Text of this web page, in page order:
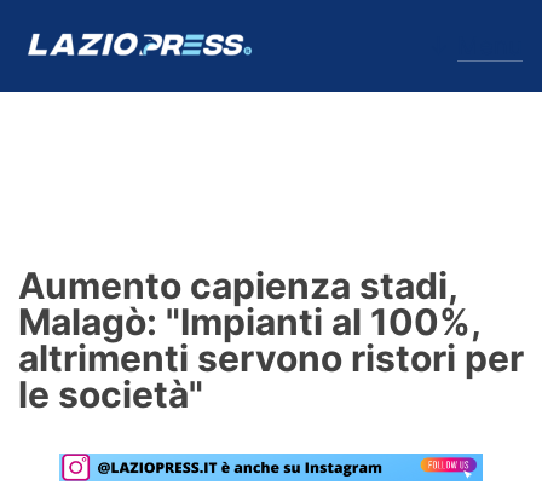
Formello
Infortuni
Primavera
Calciomercato
Aumento capienza stadi,
Malagò: "Impianti al 100%,
altrimenti servono ristori per
le società"